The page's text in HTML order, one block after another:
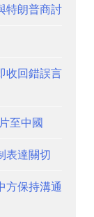
特朗普商討
收回錯誤言
至中國
表達關切
方保持溝通